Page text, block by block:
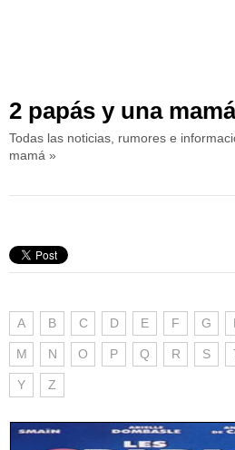
2 papás y una
Todas las noticias, rumores e
mamá »
A B C D E F G
M N O P Q R S
Y Z